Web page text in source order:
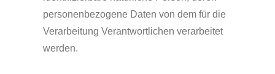
personenbezogene Daten von dem für die
Verarbeitung Verantwortlichen verarbeitet
werden.